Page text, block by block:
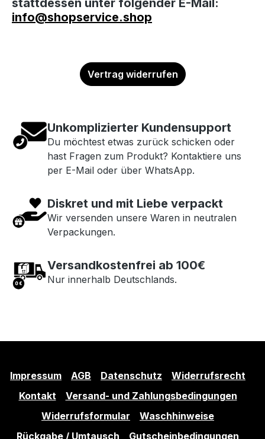
stattdessen unter folgender E-Mail:
info@shopservice.shop
Vertrag widerrufen
Unkomplizierter Kundensupport
Du möchtest etwas zurück schicken oder
hast Fragen zum Produkt? Kontaktiere uns
per E-Mail oder über WhatsApp.
Diskret und mit Liebe verpackt
Wir versenden unsere Waren in neutralen
Verpackungen.
Versandkostenfrei ab 100€
Nur innerhalb Deutschlands.
Impressum AGB Datenschutz
Widerrufsrecht
Kontakt
Versand- und Zahlungsbedingungen
Widerrufsformular
Waschhinweise
Rückgabe / Umtausch
Gutscheinbedingungen